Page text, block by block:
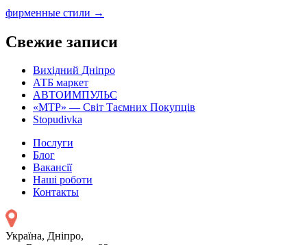
фирменные стили →
Свежие записи
Вихідний Дніпро
АТБ маркет
АВТОИМПУЛЬС
«MTP» — Світ Таємних Покупців
Stopudivka
Послуги
Блог
Вакансії
Наші роботи
Контакты
Україна, Дніпро,